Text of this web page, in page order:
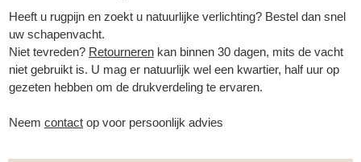
Heeft u rugpijn en zoekt u natuurlijke verlichting? Bestel dan snel
uw schapenvacht.
Niet tevreden? Retourneren kan binnen 30 dagen, mits de vacht
niet gebruikt is. U mag er natuurlijk wel een kwartier, half uur op
gezeten hebben om de drukverdeling te ervaren.
Neem contact op voor persoonlijk advies